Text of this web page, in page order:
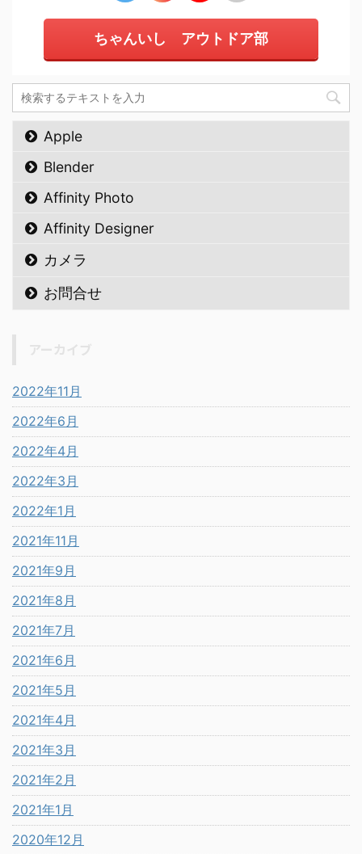
ちゃんいし アウトドア部
Apple
Blender
Affinity Photo
Affinity Designer
カメラ
お問合せ
2022年11月
2022年6月
2022年4月
2022年3月
2022年1月
2021年11月
2021年9月
2021年8月
2021年7月
2021年6月
2021年5月
2021年4月
2021年3月
2021年2月
2021年1月
2020年12月